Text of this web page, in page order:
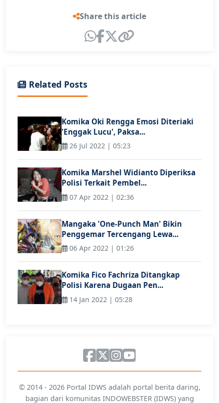
Share this article
Related Posts
Komika Oki Rengga Emosi Diteriaki
'Enggak Lucu', Paksa...
26 Jul 2022 | 05:23
Komika Marshel Widianto Diperiksa
Polisi Terkait Pembel...
07 Apr 2022 | 02:36
Mangaka 'One-Punch Man' Bikin
Penggemar Tercengang Lewa...
06 Apr 2022 | 01:26
Komika Fico Fachriza Ditangkap
Polisi Karena Dugaan Pen...
14 Jan 2022 | 05:28
© 2014 - 2026 Portal IDWS adalah portal berita daring,
bagian dari komunitas INDOWEBSTER (IDWS) yang